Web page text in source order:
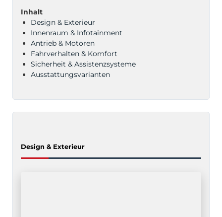
Inhalt
Design & Exterieur
Innenraum & Infotainment
Antrieb & Motoren
Fahrverhalten & Komfort
Sicherheit & Assistenzsysteme
Ausstattungsvarianten
Design & Exterieur